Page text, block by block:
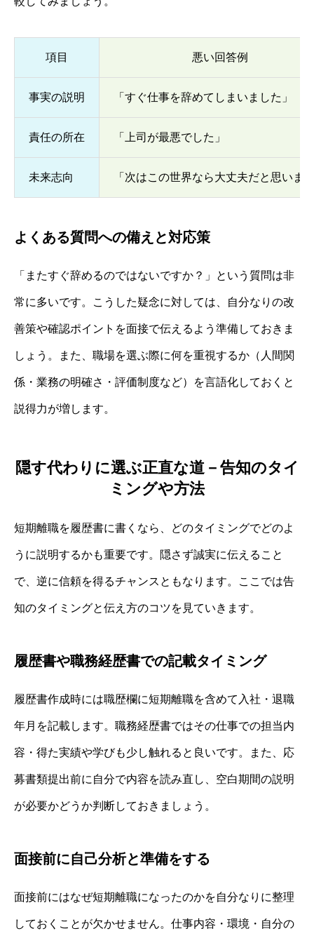
項目 悪い回答例
事実の説明 「すぐ仕事を辞めてしまいました」
責任の所在 「上司が最悪でした」
未来志向 「次はこの世界なら大丈夫だと思いま
よくある質問への備えと対応策
「またすぐ辞めるのではないですか？」という質問は非
常に多いです。こうした疑念に対しては、自分なりの改
善策や確認ポイントを面接で伝えるよう準備しておきま
しょう。また、職場を選ぶ際に何を重視するか（人間関
係・業務の明確さ・評価制度など）を言語化しておくと
説得力が増します。
隠す代わりに選ぶ正直な道－告知のタイ
ミングや方法
短期離職を履歴書に書くなら、どのタイミングでどのよ
うに説明するかも重要です。隠さず誠実に伝えること
で、逆に信頼を得るチャンスともなります。ここでは告
知のタイミングと伝え方のコツを見ていきます。
履歴書や職務経歴書での記載タイミング
履歴書作成時には職歴欄に短期離職を含めて入社・退職
年月を記載します。職務経歴書ではその仕事での担当内
容・得た実績や学びも少し触れると良いです。また、応
募書類提出前に自分で内容を読み直し、空白期間の説明
が必要かどうか判断しておきましょう。
面接前に自己分析と準備をする
面接前にはなぜ短期離職になったのかを自分なりに整理
しておくことが欠かせません。仕事内容・環境・自分の